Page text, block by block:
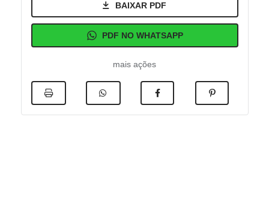
BAIXAR PDF
PDF NO WHATSAPP
mais ações